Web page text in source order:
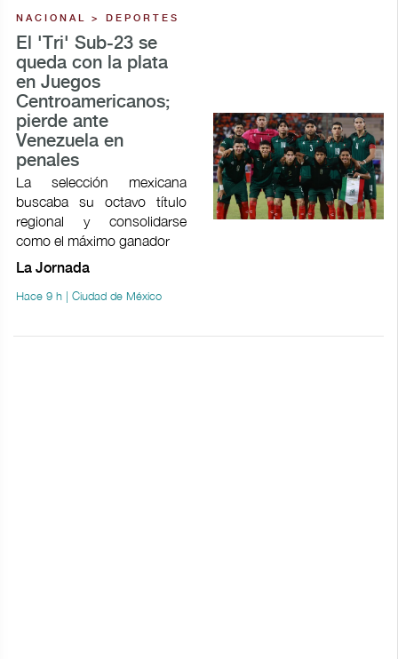
NACIONAL > DEPORTES
El 'Tri' Sub-23 se
queda con la plata
en Juegos
Centroamericanos;
pierde ante
Venezuela en
penales
La selección mexicana
buscaba su octavo título
regional y consolidarse
como el máximo ganador
La Jornada
Hace 9 h | Ciudad de México